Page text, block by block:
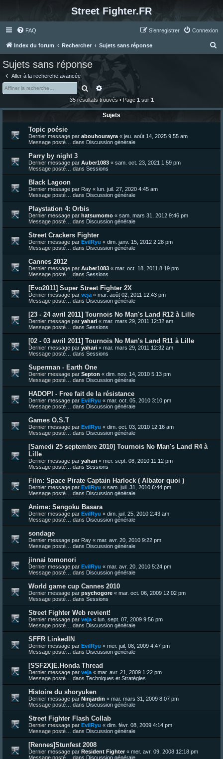
Street Fighter.FR
FAQ Connexion
S’enregistrer
Index du forum Rechercher Sujets sans réponse
Sujets sans réponse
Aller à la recherche avancée
RechercherRecherche avancée
35 résultats trouvés • Page 1 sur 1
Sujets
Topic poésie
Dernier message par abouhourayra « jeu. août 14, 2025 9:55 am
Message posté… dans Discussion générale
Parry by night 3
Dernier message par Auber1083 « sam. oct. 23, 2021 1:59 pm
Message posté… dans Sessions
Black Lagoon
Dernier message par Ray « lun. juil. 27, 2020 4:45 am
Message posté… dans Discussion générale
Playstation 4: Orbis
Dernier message par hatsumomo « sam. mars 31, 2012 9:46 pm
Message posté… dans Discussion générale
Street Crackers Fighter
Dernier message par EvilRyu « dim. janv. 15, 2012 2:28 pm
Message posté… dans Discussion générale
Cannes 2012
Dernier message par Auber1083 « mar. oct. 18, 2011 8:19 pm
Message posté… dans Sessions
[Evo2011] Super Street Fighter 2X
Dernier message par veja « mar. août 02, 2011 12:43 pm
Message posté… dans Discussion générale
[23 - 24 avril 2011] Tournois No Man's Land R12 à Lille
Dernier message par yahari « mar. mars 29, 2011 12:32 am
Message posté… dans Sessions
[02 - 03 avril 2011] Tournois No Man's Land R11 à Lille
Dernier message par yahari « mar. mars 29, 2011 12:32 am
Message posté… dans Sessions
Superman - Earth One
Dernier message par Septon « dim. nov. 14, 2010 5:13 pm
Message posté… dans Discussion générale
HADOPI - Free fait de la résistance
Dernier message par EvilRyu « mar. oct. 05, 2010 3:10 pm
Message posté… dans Discussion générale
Games O.S.T
Dernier message par EvilRyu « dim. oct. 03, 2010 12:16 am
Message posté… dans Discussion générale
[Samedi 25 septembre 2010] Tournois No Man's Land R4 à
Lille
Dernier message par yahari « mer. sept. 08, 2010 11:12 pm
Message posté… dans Sessions
Film: Space Pirate Captain Harlock ( Albator quoi )
Dernier message par EvilRyu « sam. juil. 31, 2010 6:44 pm
Message posté… dans Discussion générale
Anime: Sengoku Basara
Dernier message par EvilRyu « dim. juil. 25, 2010 2:43 am
Message posté… dans Discussion générale
sondage
Dernier message par Ray « mar. avr. 20, 2010 9:22 pm
Message posté… dans Discussion générale
jinnai tomonori
Dernier message par EvilRyu « mar. avr. 20, 2010 5:24 pm
Message posté… dans Discussion générale
World game cup Cannes 2010
Dernier message par psychogore « mar. oct. 06, 2009 12:02 pm
Message posté… dans Sessions
Street Fighter Web revient!
Dernier message par veja « lun. sept. 07, 2009 9:56 pm
Message posté… dans Discussion générale
SFFR LinkedIN
Dernier message par EvilRyu « mer. juil. 08, 2009 4:47 pm
Message posté… dans Discussion générale
[SSF2X]E.Honda Thread
Dernier message par veja « mar. avr. 21, 2009 1:22 pm
Message posté… dans Techniques et Stratégies
Histoire du shoryuken
Dernier message par Ninjardin « mar. mars 31, 2009 8:07 pm
Message posté… dans Discussion générale
Street Fighter Flash Collab
Dernier message par EvilRyu « dim. févr. 08, 2009 4:14 pm
Message posté… dans Discussion générale
[Rennes]Stunfest 2008
Dernier message par Resident Fighter« mer. avr. 09, 2008 12:18 pm
Message posté… dans Discussion générale